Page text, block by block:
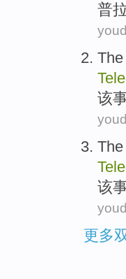
普
The
该
The
该
更多